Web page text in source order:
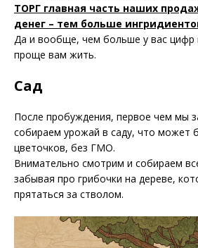
ТОРГ главная часть наших
денег – тем больше
Да и вообще, чем больше у вас цифр
проще вам жить.
Сад
После пробуждения, первое чем мы
собираем урожай в саду, что может
цветочков, без ГМО.
Внимательно смотрим и собираем
забывая про грибочки на дереве,
прятаться за стволом.